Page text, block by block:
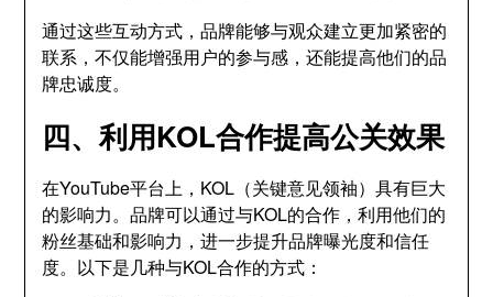
通过这些互动方式，品牌能够与观众建立更加紧密的
联系，不仅能增强用户的参与感，还能提高他们的品
牌忠诚度。
四、利用KOL合作提高公关效果
在YouTube平台上，KOL（关键意见领袖）具有巨大
的影响力。品牌可以通过与KOL的合作，利用他们的
粉丝基础和影响力，进一步提升品牌曝光度和信任
度。以下是几种与KOL合作的方式：